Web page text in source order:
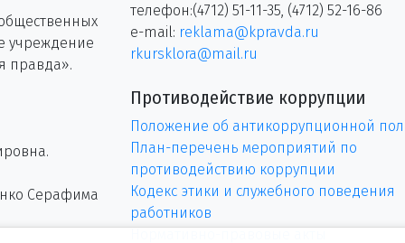
учреждение
правда».
Серафима
телефон:(4712) 51-11-35, (4712) 52-16-86
e-mail: reklama@kpravda.ru
rkursklora@mail.ru
Противодействие коррупции
Положение об антикоррупционной
План-перечень мероприятий по
противодействию коррупции
Кодекс этики и служебного поведения
работников